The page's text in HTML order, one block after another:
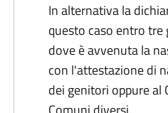
In alternativa la
questo caso entro
dove è avvenuta la
con l'attestazione di
dei genitori oppure